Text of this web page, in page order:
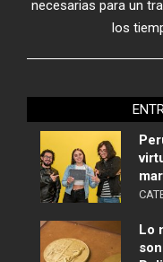
necesarias para un
los
Lo